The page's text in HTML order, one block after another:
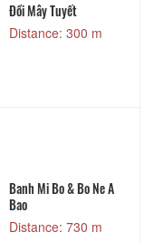
Đồi Mây Tuyết
Distance: 300 m
Banh Mi Bo & Bo Ne A
Bao
Distance: 730 m